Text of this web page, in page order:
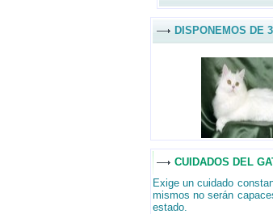
DISPONEMOS DE
CUIDADOS DEL
Exige un cuidado
mismos no serán
estado.